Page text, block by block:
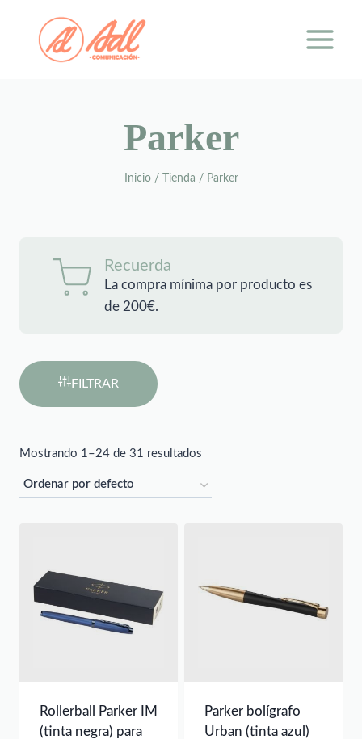
contenido
Parker
Inicio / Tienda / Parker
Recuerda
La compra mínima por producto es
de 200€.
FILTRAR
Mostrando 1–24 de 31 resultados
Rollerball Parker IM
(tinta negra) para
Parker bolígrafo
Urban (tinta azul)